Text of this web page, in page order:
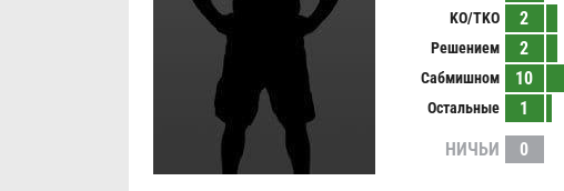
KO/TKO 2
Решением
2
Сабмишном
10
Остальные
1
НИЧЬИ 0